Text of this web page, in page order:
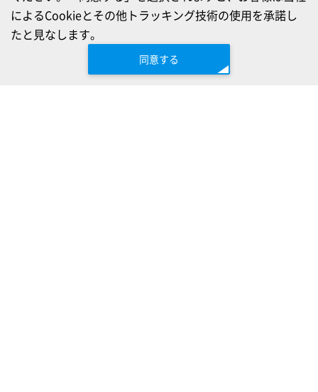
によるCookieとその他トラッキング技術の使用を承諾し
たと見なします。
同意する